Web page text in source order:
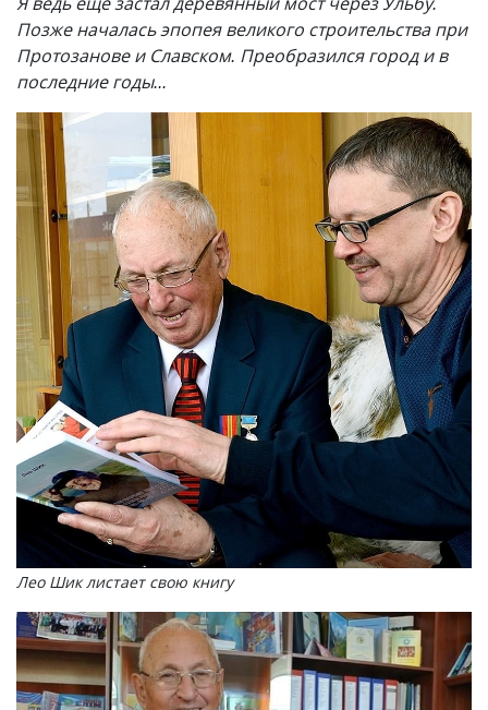
Позже началась эпопея великого строительства при
Протозанове и Славском. Преобразился город и в
последние годы...
Лео Шик листает свою книгу